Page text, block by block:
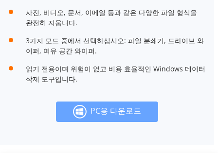
사진, 비디오, 문서, 이메일 등과 같은 다양한 파일 형식을
완전히 지웁니다.
3가지 모드 중에서 선택하십시오: 파일 분쇄기, 드라이브 와
이퍼, 여유 공간 와이퍼.
읽기 전용이며 위험이 없고 비용 효율적인 Windows 데이터
삭제 도구입니다.
PC용 다운로드